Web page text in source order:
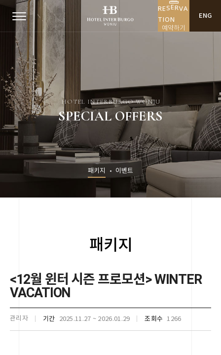
RE SERVA
TION
예약하기
ENG
HOTEL INTERBURGO WONJU
SPECIAL OFFERS
패키지 이벤트
패키지
<12월 윈터 시즌 프로모션> WINTER
VACATION
관리자 기간 2025.11.27 ~ 2026.01.29 조회수 1266